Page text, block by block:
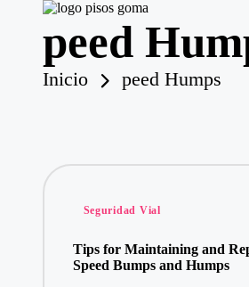
is
s
a
peed
Inicio peed Humps
Publicado
Seguridad Vial
Tips for Maintaining and
Speed Bumps and Humps